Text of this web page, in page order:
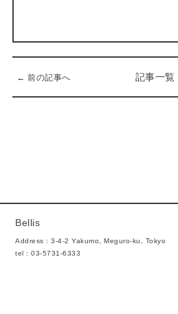
← 前の記事へ 記事一覧
Bellis
Address : 3-4-2 Yakumo, Meguro-ku, Tokyo
tel : 03-5731-6333